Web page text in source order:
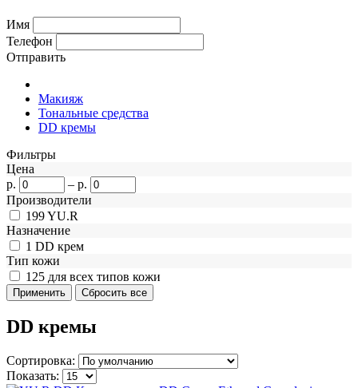
Имя
Телефон
Отправить
Макияж
Тональные средства
DD кремы
Фильтры
Цена
р.
– р.
Производители
199YU.R
Назначение
1 DD крем
Тип кожи
125 для всех типов кожи
DD кремы
Сортировка:
Показать: